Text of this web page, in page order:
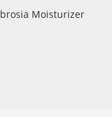
Moisturizer